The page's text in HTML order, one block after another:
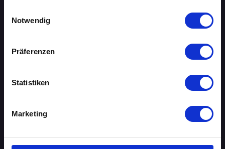
Notwendig
Präferenzen
Statistiken
Marketing
DORTMUND
FRANKFURT AM MAIN
FREIBURG IM BREISGAU